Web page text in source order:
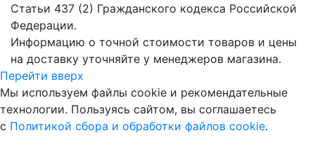
Статьи 437 (2) Гражданского кодекса Российской
Федерации.
Информацию о точной стоимости товаров и цены
на доставку уточняйте у менеджеров магазина.
Перейти вверх
Мы используем файлы cookie и рекомендательные
технологии. Пользуясь сайтом, вы соглашаетесь
с Политикой сбора и обработки файлов cookie.